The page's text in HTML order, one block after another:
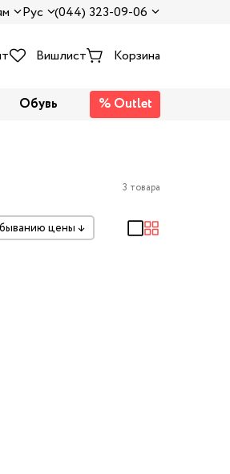
Рус (044) 323-09-06
Вишлист Корзина
Обувь
% Outlet
3 товара
цены ↓